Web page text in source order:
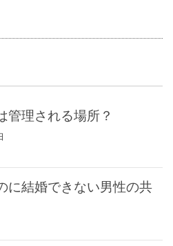
管理される場所？
に結婚できない男性の共